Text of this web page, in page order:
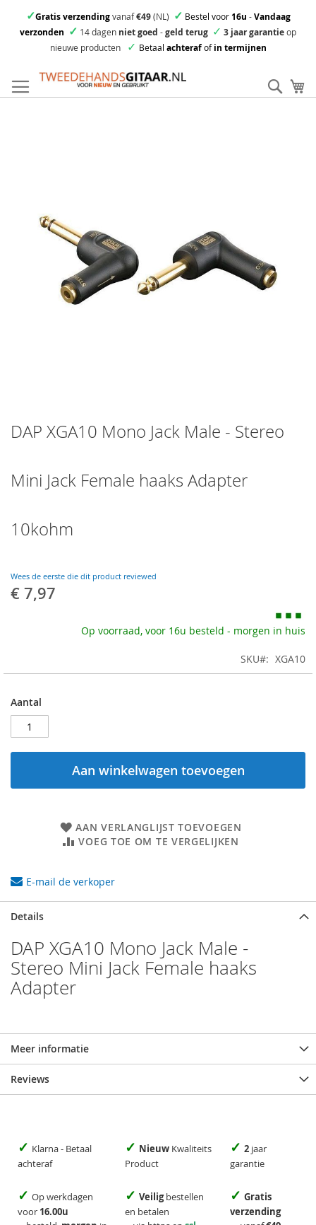
✓Gratis verzendingvanaf€49(NL) ✓ Bestel voor16u -Vandaag
verzonden ✓ 14 dagen niet goed -geld terug ✓ 3 jaar garantieop
nieuwe producten
✓ Betaal achterafofin termijnen
direct
door
DAP XGA10 Mono Jack Male - Stereo
Mini Jack Female haaks Adapter
10kohm
Wees de eerste die dit product reviewed
€ 7,97
Op voorraad, voor 16u besteld - morgen in huis
SKU XGA10
Aantal
Aan winkelwagen toevoegen
AAN VERLANGLIJST TOEVOEGEN
VOEG TOE OM TE VERGELIJKEN
E-mail de verkoper
gallery
to
the
the
Details
DAP XGA10 Mono Jack Male -
Stereo Mini Jack Female haaks
Adapter
Meer informatie
Reviews
✓ Klarna - Betaal
achteraf
✓ Nieuw Kwaliteits
Product
✓ 2 jaar
garantie
✓ Op werkdagen
voor 16.00u
✓ Veiligbestellen
en betalen
✓ Gratis
verzending